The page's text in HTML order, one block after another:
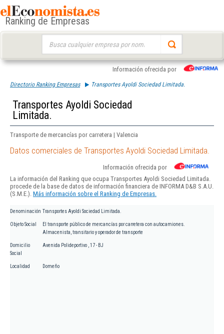
Ranking de Empresas
Información ofrecida por
Directorio Ranking Empresas Transportes Ayoldi Sociedad Limitada.
Transportes Ayoldi Sociedad
Limitada.
Transporte de mercancías por carretera | Valencia
Datos comerciales de Transportes Ayoldi Sociedad Limitada.
Información ofrecida por
La información del Ranking que ocupa Transportes Ayoldi Sociedad Limitada.
procede de la base de datos de información financiera de INFORMA D&B S.A.U.
(S.M.E.). Más información sobre el Ranking de Empresas.
Denominación Transportes Ayoldi Sociedad Limitada.
Objeto Social
El transporte público de mercancías por carretera con autocamiones.
Almacenista, transitario y operador de transporte
Domicilio
Social
Avenida Polideportivo , 17 - BJ
Localidad Domeño